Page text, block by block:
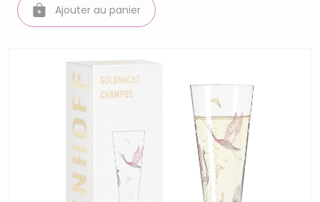
Ajouter au panier